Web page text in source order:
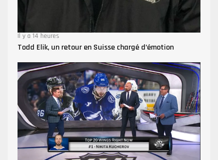
Il y a 14 heures
Todd Elik, un retour en Suisse chargé d’émotion